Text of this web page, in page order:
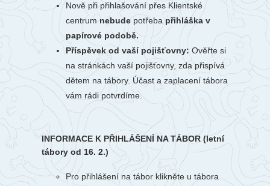
Nově při přihlašování přes Klientské
centrumnebudepotřebapřihláška v
papírové podobě.
Příspěvek od vaší pojišťovny: Ověřte si
na stránkách vaší pojišťovny, zda přispívá
dětem na tábory. Účast a zaplacení tábora
vám rádi potvrdíme.
INFORMACE K PŘIHLÁŠENÍ NA TÁBOR (letní
tábory od 16. 2.)
Pro přihlášení na tábor klikněte u tábora